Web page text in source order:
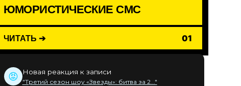
ЮМОРИСТИЧЕСКИЕ СМС
ЧИТАТЬ ➔ 01
😡 Новая реакция к записи
"Третий сезон шоу «Звезды»: битва за 2..."